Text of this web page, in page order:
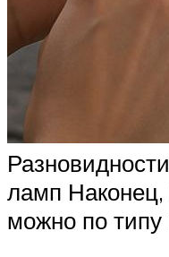
ламп
можно по типу